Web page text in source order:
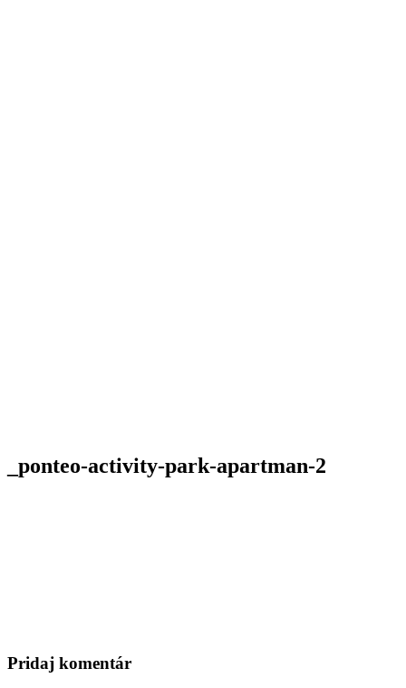
_ponteo-activity-park-apartman-2
Pridaj komentár